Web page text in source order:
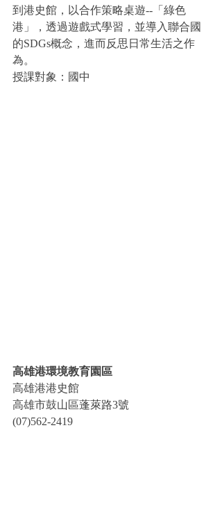
到港史館，以合作策略桌遊--「綠色
港」，透過遊戲式學習，並導入聯合國
的SDGs概念，進而反思日常生活之作
為。
授課對象：國中
高雄港環境教育園區
高雄港港史館
高雄市鼓山區蓬萊路3號
(07)562-2419